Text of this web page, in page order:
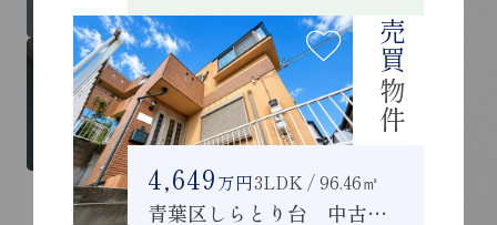
売買
物件
4,649万円3LDK / 96.46㎡
青葉区しらとり台 中古戸建
NEW RENT
新着 賃貸物件
NEW SALE
新着 売買物件